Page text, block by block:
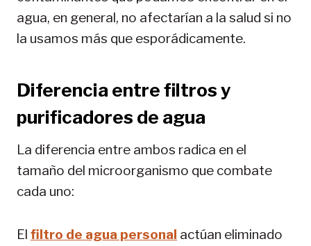
agua, en general, no afectarían a la salud si no
la usamos más que esporádicamente.
Diferencia entre filtros y
purificadores de agua
La diferencia entre ambos radica en el
tamaño del microorganismo que combate
cada uno:
El filtro de agua personal actúan eliminado